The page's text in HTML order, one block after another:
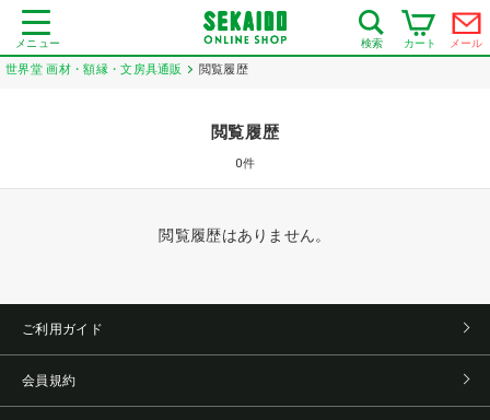
メニュー 検索 カート メール
世界堂 画材・額縁・文房具通販 閲覧履歴
閲覧履歴
0件
閲覧履歴はありません。
ご利用ガイド
会員規約